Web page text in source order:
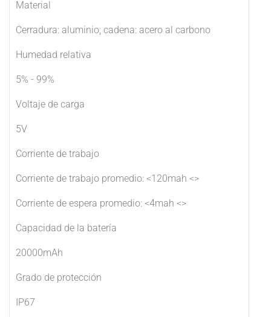
Material
Cerradura: aluminio; cadena: acero al carbono
Humedad relativa
5% - 99%
Voltaje de carga
5V
Corriente de trabajo
Corriente de trabajo promedio: <120mah <>
Corriente de espera promedio: <4mah <>
Capacidad de la batería
20000mAh
Grado de protección
IP67